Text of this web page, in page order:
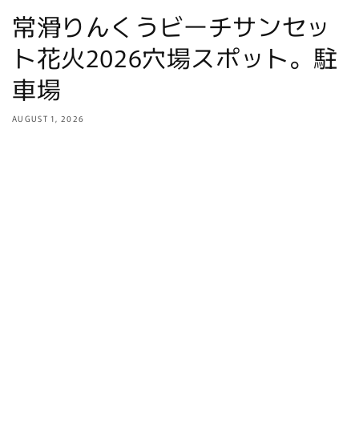
常滑りんくうビーチサンセッ
ト花火2026穴場スポット。駐
車場
AUGUST 1, 2026